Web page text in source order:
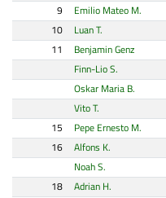
9
Emilio Mateo M.
10
Luan T.
11
Benjamin Genz
Finn-Lio S.
Oskar Maria B.
Vito T.
15
Pepe Ernesto M.
16
Alfons K.
Noah S.
18
Adrian H.